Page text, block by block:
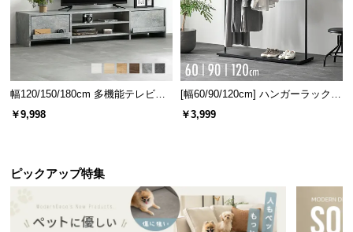
幅120/150/180cm 多機能テレビボ
ード 木目/石目調 オープン収納・
￥9,998
[幅60/90/120cm] ハンガーラック
スチール 4段階高さ調節 サイドフ
￥3,999
ピックアップ特集